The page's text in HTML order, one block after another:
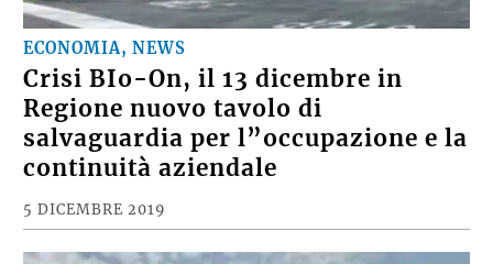
ECONOMIA, NEWS
Crisi BIo-On, il 13 dicembre in
Regione nuovo tavolo di
salvaguardia per l”occupazione e la
continuità aziendale
5 DICEMBRE 2019